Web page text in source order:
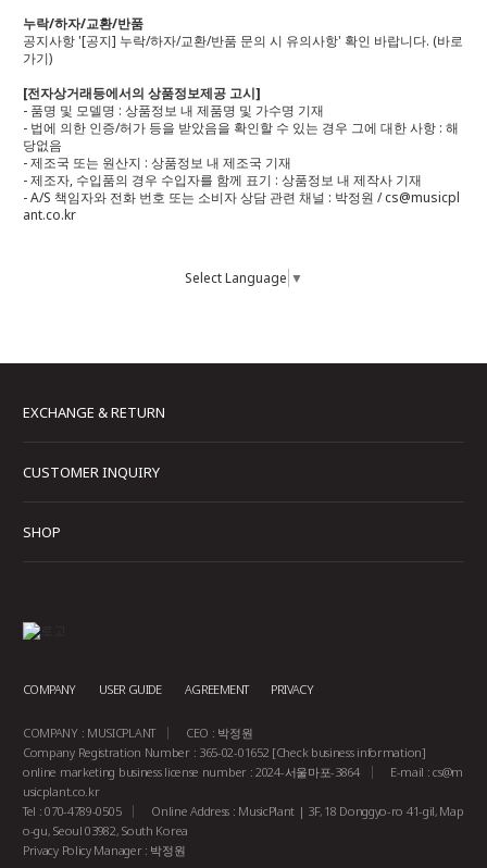
누락/하자/교환/반품
공지사항 '[공지] 누락/하자/교환/반품 문의 시 유의사항' 확인 바랍니다. (바로
가기)
[전자상거래등에서의 상품정보제공 고시]
- 품명 및 모델명 : 상품정보 내 제품명 및 가수명 기재
- 법에 의한 인증/허가 등을 받았음을 확인할 수 있는 경우 그에 대한 사항 : 해
당없음
- 제조국 또는 원산지 : 상품정보 내 제조국 기재
- 제조자, 수입품의 경우 수입자를 함께 표기 : 상품정보 내 제작사 기재
- A/S 책임자와 전화 번호 또는 소비자 상담 관련 채널 : 박정원 / cs@musicpl
ant.co.kr
Select Language ▼
EXCHANGE & RETURN
CUSTOMER INQUIRY
SHOP
COMPANY USER GUIDE AGREEMENT PRIVACY
COMPANY : MUSICPLANT
CEO : 박정원
Company Registration Number : 365-02-01652 [Check business information]
online marketing business license number : 2024-서울마포-3864
E-mail :cs@m
usicplant.co.kr
Tel : 070-4789-0505
Online Address : MusicPlant | 3F, 18 Donggyo-ro 41-gil, Map
o-gu, Seoul 03982, South Korea
Privacy Policy Manager : 박정원